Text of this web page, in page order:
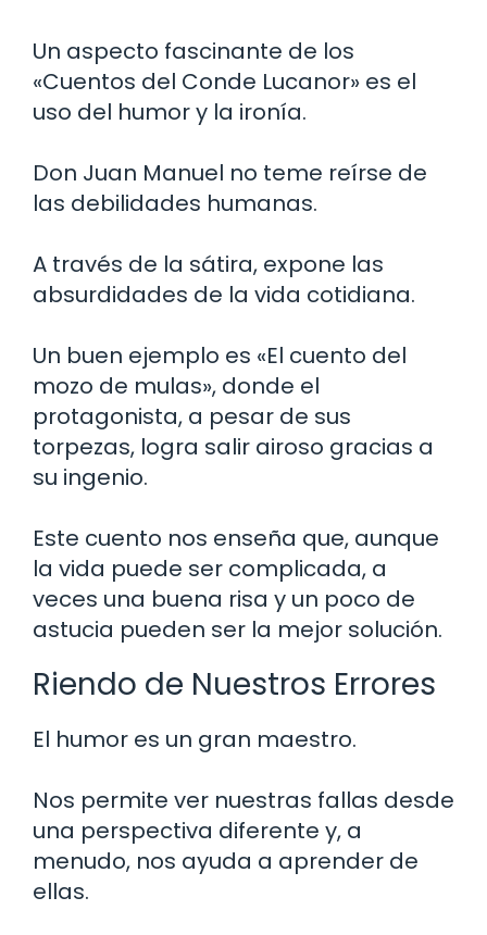
Un aspecto fascinante de los
«Cuentos del Conde Lucanor» es el
uso del humor y la ironía.
Don Juan Manuel no teme reírse de
las debilidades humanas.
A través de la sátira, expone las
absurdidades de la vida cotidiana.
Un buen ejemplo es «El cuento del
mozo de mulas», donde el
protagonista, a pesar de sus
torpezas, logra salir airoso gracias a
su ingenio.
Este cuento nos enseña que, aunque
la vida puede ser complicada, a
veces una buena risa y un poco de
astucia pueden ser la mejor solución.
Riendo de Nuestros Errores
El humor es un gran maestro.
Nos permite ver nuestras fallas desde
una perspectiva diferente y, a
menudo, nos ayuda a aprender de
ellas.